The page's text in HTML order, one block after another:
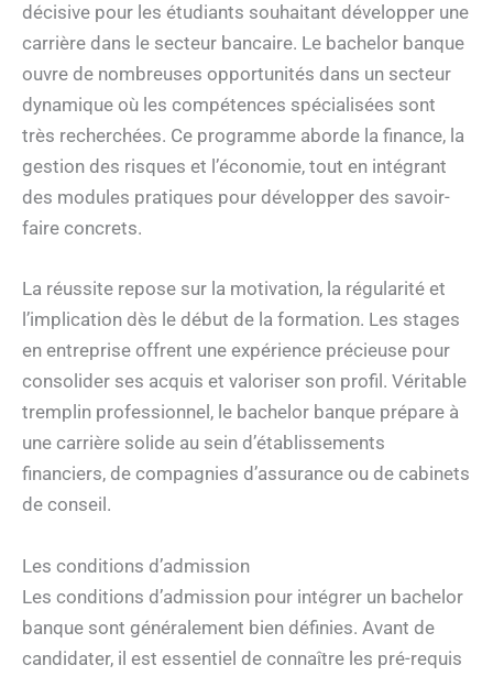
décisive pour les étudiants souhaitant développer une
carrière dans le secteur bancaire. Le bachelor banque
ouvre de nombreuses opportunités dans un secteur
dynamique où les compétences spécialisées sont
très recherchées. Ce programme aborde la finance, la
gestion des risques et l’économie, tout en intégrant
des modules pratiques pour développer des savoir-
faire concrets.
La réussite repose sur la motivation, la régularité et
l’implication dès le début de la formation. Les stages
en entreprise offrent une expérience précieuse pour
consolider ses acquis et valoriser son profil. Véritable
tremplin professionnel, le bachelor banque prépare à
une carrière solide au sein d’établissements
financiers, de compagnies d’assurance ou de cabinets
de conseil.
Les conditions d’admission
Les conditions d’admission pour intégrer un bachelor
banque sont généralement bien définies. Avant de
candidater, il est essentiel de connaître les pré-requis